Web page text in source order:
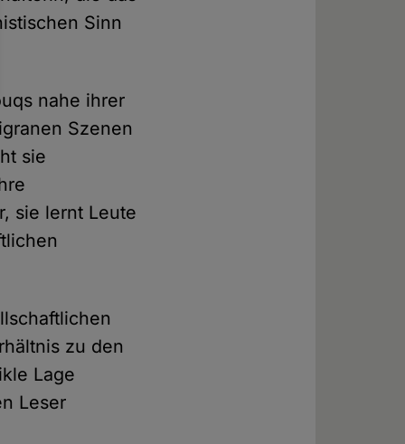
Sinn
nahe ihrer
Szenen
sie
sie lernt Leute
zu den
Lage
Leser